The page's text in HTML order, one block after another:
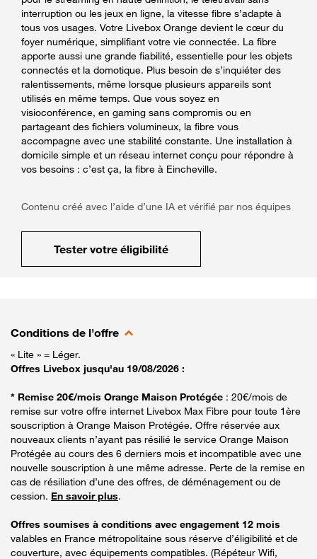
interruption ou les jeux en ligne, la vitesse fibre s’adapte à
tous vos usages. Votre Livebox Orange devient le cœur du
foyer numérique, simplifiant votre vie connectée. La fibre
apporte aussi une grande fiabilité, essentielle pour les objets
connectés et la domotique. Plus besoin de s’inquiéter des
ralentissements, même lorsque plusieurs appareils sont
utilisés en même temps. Que vous soyez en
visioconférence, en gaming sans compromis ou en
partageant des fichiers volumineux, la fibre vous
accompagne avec une stabilité constante. Une installation à
domicile simple et un réseau internet conçu pour répondre à
vos besoins : c’est ça, la fibre à Eincheville.
Contenu créé avec l’aide d’une IA et vérifié par nos équipes
Tester votre éligibilité
Conditions de l'offre
« Lite » = Léger.
Offres Livebox jusqu'au 19/08/2026 :
* Remise 20€/mois Orange Maison Protégée : 20€/mois de
remise sur votre offre internet Livebox Max Fibre pour toute 1ère
souscription à Orange Maison Protégée. Offre réservée aux
nouveaux clients n’ayant pas résilié le service Orange Maison
Protégée au cours des 6 derniers mois et incompatible avec une
nouvelle souscription à une même adresse. Perte de la remise en
cas de résiliation d’une des offres, de déménagement ou de
cession. En savoir plus.
Offres soumises à conditions avec engagement 12 mois
valables en France métropolitaine sous réserve d’éligibilité et de
couverture, avec équipements compatibles. (Répéteur Wifi,